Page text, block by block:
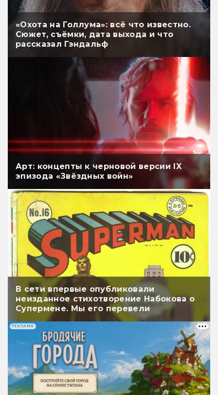
«Охота на Голлума»: всё что известно.
Сюжет, съёмки, дата выхода и что
рассказал Гэндальф
Арт: концепты к черновой версии IX
эпизода «Звёздных войн»
В сети впервые опубликовали
неизданное стихотворение Набокова о
Супермене. Мы его перевели
РЕКЛАМА